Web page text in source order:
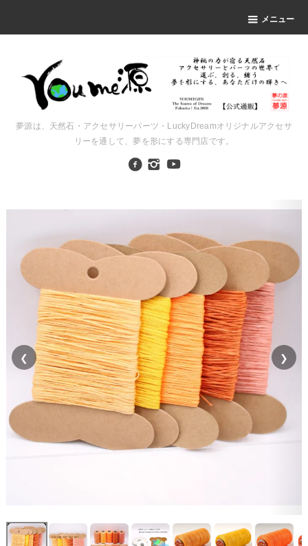
メニュー
夢源は、天然石・アクセサリーパーツ・LuckyDreamオリジナルアクセサ
リーを通して、夢を形にする専門店です。
❮ ❯